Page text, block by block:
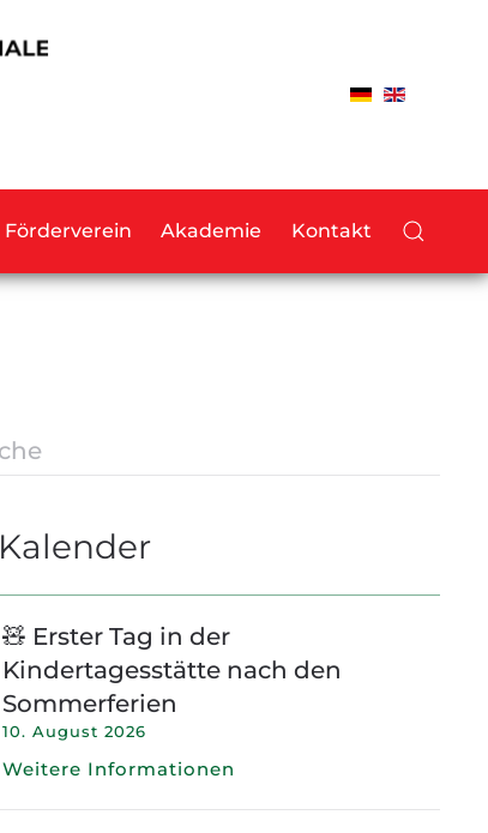
Förderverein Akademie Kontakt
Kalender
🧸 Erster Tag in der
Kindertagesstätte nach den
Sommerferien
10. August 2026
Weitere Informationen